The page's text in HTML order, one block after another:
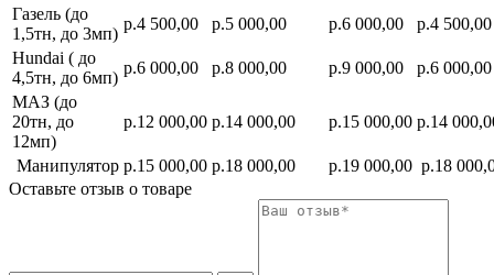
Газель (до
1,5тн, до 3мп)
р.4 500,00 р.5 000,00 р.6 000,00
р.4 500,00
Hundai ( до
4,5тн, до 6мп)
р.6 000,00 р.8 000,00 р.9 000,00
р.6 000,00
МАЗ (до
20тн, до
12мп)
р.12 000,00 р.14 000,00 р.15 000,00 р.14
Манипулятор р.15 000,00 р.18 000,00 р.19 000,00 р.18
Оставьте отзыв о товаре